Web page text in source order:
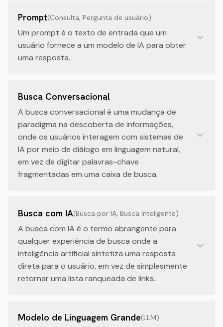
Prompt(Consulta, Pergunta de usuário)
Um prompt é o texto de entrada que um
usuário fornece a um modelo de IA para obter
uma resposta.
Busca Conversacional
A busca conversacional é uma mudança de
paradigma na descoberta de informações,
onde os usuários interagem com sistemas de
IA por meio de diálogo em linguagem natural,
em vez de digitar palavras-chave
fragmentadas em uma caixa de busca.
Busca com IA(Busca por IA, Busca Inteligente)
A busca com IA é o termo abrangente para
qualquer experiência de busca onde a
inteligência artificial sintetiza uma resposta
direta para o usuário, em vez de simplesmente
retornar uma lista ranqueada de links.
Modelo de Linguagem Grande(LLM)